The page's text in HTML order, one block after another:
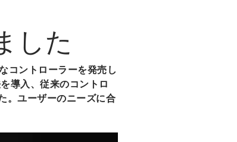
した
コントローラーを発売し
導入、従来のコントロ
。ユーザーのニーズに合